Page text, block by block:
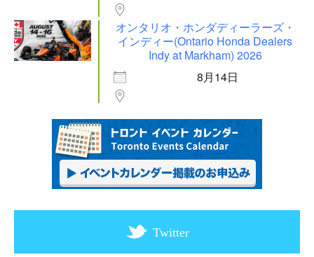
オンタリオ・ホンダディーラーズ・
インディー(Ontario Honda Dealers
Indy at Markham) 2026
8月14日
Twitter